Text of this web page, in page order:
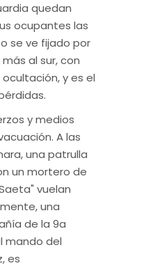
quedan
ocupantes las
se ve fijado por
al sur, con
y es el
y medios
A las
una patrulla
un mortero de
vuelan
una
de la 9a
mando del
es